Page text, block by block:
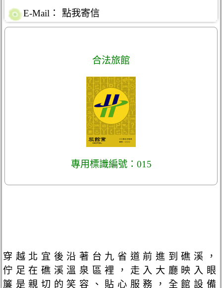
E-Mail： 點我寄信
合法旅館
專用標識編號：015
穿越北宜後沿著台九省道前進到礁溪，
佇足在礁溪溫泉區裡，走入大廳映入眼
簾是親切的笑容、貼心服務，全館設備